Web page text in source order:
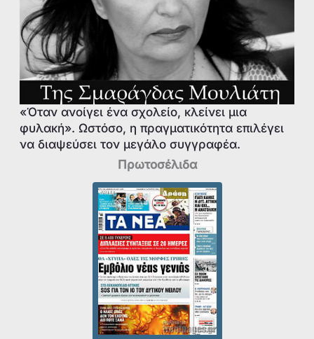
«Όταν ανοίγει ένα σχολείο, κλείνει μια
φυλακή». Ωστόσο, η πραγματικότητα επιλέγει
να διαψεύσει τον μεγάλο συγγραφέα.
Πρωτοσέλιδα